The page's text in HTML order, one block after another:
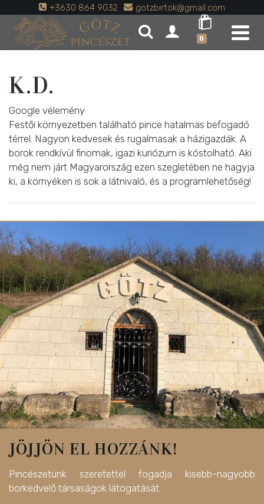
+3630 864 9032 gotzbirtok@gmail.com
0
K.D.
Google vélemény
Festői környezetben található pince hatalmas befogadó
térrel. Nagyon kedvesek és rugalmasak a házigazdák. A
borok rendkívül finomak, igazi kuriózum is kóstolható. Aki
még nem járt Magyarország ezen szegletében ne hagyja
ki, a környéken is sok a látnivaló, és a programlehetőség!
JÖJJÖN EL HOZZÁNK!
Pincészetünk szeretettel fogadja kisebb-nagyobb
borkedvelő társaságok látogatását.